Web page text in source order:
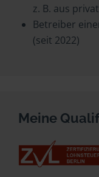
z. B. aus
Betreiber
(seit 2022)
Meine